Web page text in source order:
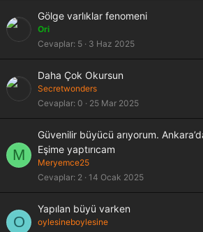
Gölge varlıklar fenomeni
Ori
Cevaplar 5 3 Haz 2025
Daha Çok Okursun
Secretwonders
Cevaplar 0 25 Mar 2025
M
Güvenilir büyücü arıyorum.
Eşime yaptırıcam
Meryemce25
Cevaplar 2 14 Ocak 2025
O
Yapılan büyü varken
oylesineboylesine